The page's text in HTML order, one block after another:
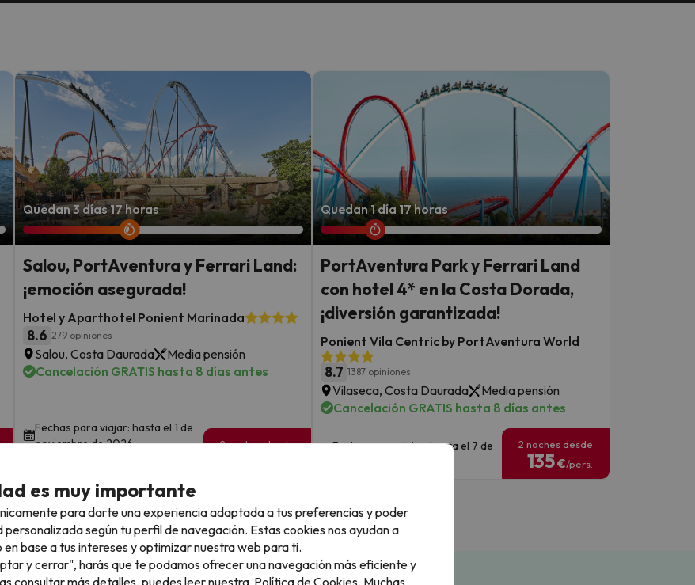
Quedan 3 días 17 horas
Salou, PortAventura y Ferrari Land:
¡emoción asegurada!
Hotel y Aparthotel Ponient Marinada
8.6 279 opiniones
Salou, Costa Daurada
Media pensión
Cancelación GRATIS hasta 8 días antes
Fechas para viajar: hasta el 1 de
noviembre de 2026.
2 noches desde
Quedan 1 día 17 horas
PortAventura Park y Ferrari Land
con hotel 4* en la Costa Dorada,
¡diversión garantizada!
Ponient Vila Centric by PortAventura World
8.7 1387 opiniones
Vilaseca, Costa Daurada
Media pensión
Cancelación GRATIS hasta 8 días antes
Fechas para viajar: hasta el 7 de
2 noches desde
135€/pers.
Ver todos los chollos
es muy importante
para darte una experiencia adaptada a tus preferencias y poder
según tu perfil de navegación. Estas cookies nos ayudan a
base a tus intereses y optimizar nuestra web para ti.
y cerrar", harás que te podamos ofrecer una navegación más eficiente y
consultar más detalles, puedes leer nuestra Política de Cookies. Muchas